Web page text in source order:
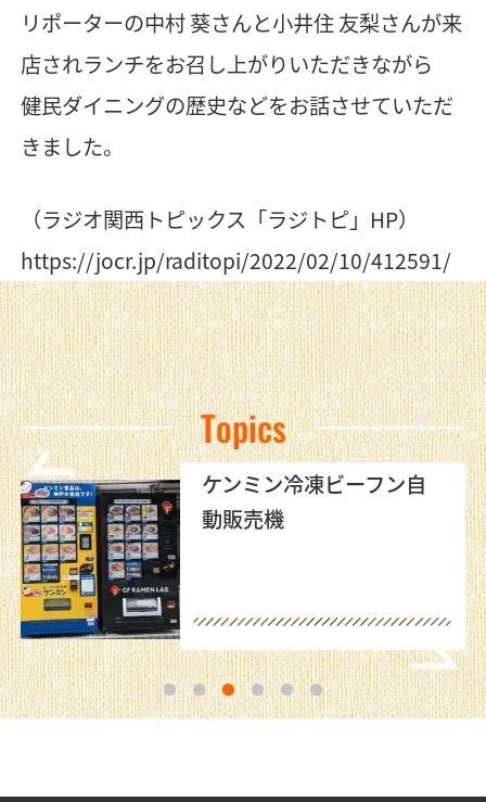
リポーターの中村 葵さんと小井住 友梨さんが来
店されランチをお召し上がりいただきながら
健民ダイニングの歴史などをお話させていただ
きました。
（ラジオ関西トピックス「ラジトピ」HP）
https://jocr.jp/raditopi/2022/02/10/412591/
Topics
ケンミン冷凍ビーフン自
動販売機
1 2 3 4 5 6